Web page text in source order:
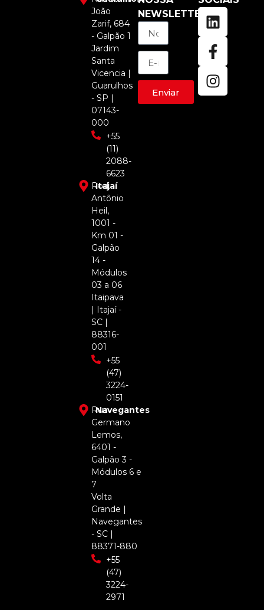
João
Zarif, 684
- Galpão 1
Jardim
Santa
Vicencia |
Guarulhos
- SP |
07143-
000
+55
(11)
2088-
6623
Itajaí
Rod.
Antônio
Heil,
1001 -
Km 01 -
Galpão
14 -
Módulos
03 a 06
Itaipava
| Itajaí -
SC |
88316-
001
+55
(47)
3224-
0151
Navegantes
Rua
Germano
Lemos,
6401 -
Galpão 3 -
Módulos 6 e
7
Volta
Grande |
Navegantes
- SC |
88371-880
+55
(47)
3224-
2971
NEWSLETTER
Enviar